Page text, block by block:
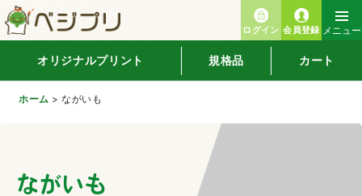
ホーム > ながいも
ログイン 会員登録 メニュー
オリジナルプリント 規格品 カート
ながいも